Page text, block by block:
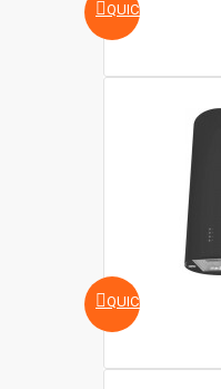
QUICKVIEW
QUICKVIEW